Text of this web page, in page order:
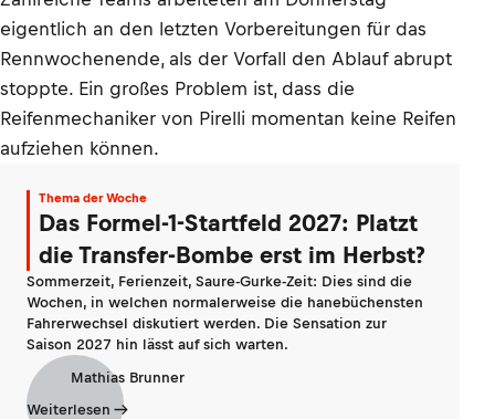
eigentlich an den letzten Vorbereitungen für das
Rennwochenende, als der Vorfall den Ablauf abrupt
stoppte. Ein großes Problem ist, dass die
Reifenmechaniker von Pirelli momentan keine Reifen
aufziehen können.
Thema der Woche
Das Formel-1-Startfeld 2027: Platzt
die Transfer-Bombe erst im Herbst?
Sommerzeit, Ferienzeit, Saure-Gurke-Zeit: Dies sind die
Wochen, in welchen normalerweise die hanebüchensten
Fahrerwechsel diskutiert werden. Die Sensation zur
Saison 2027 hin lässt auf sich warten.
Mathias Brunner
Weiterlesen